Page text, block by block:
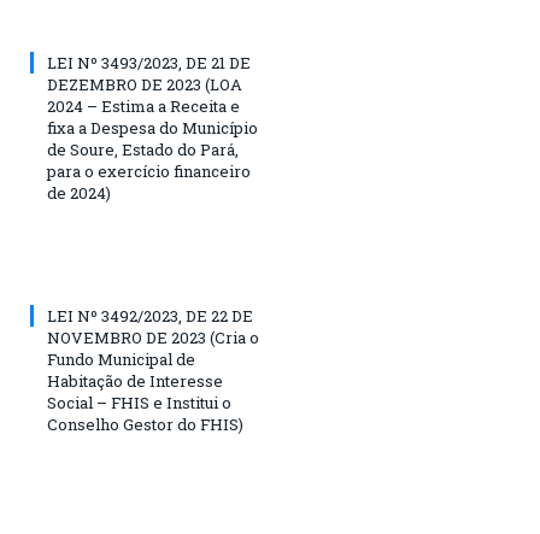
LEI Nº 3493/2023, DE 21 DE
DEZEMBRO DE 2023 (LOA
2024 – Estima a Receita e
fixa a Despesa do Município
de Soure, Estado do Pará,
para o exercício financeiro
de 2024)
LEI Nº 3492/2023, DE 22 DE
NOVEMBRO DE 2023 (Cria o
Fundo Municipal de
Habitação de Interesse
Social – FHIS e Institui o
Conselho Gestor do FHIS)